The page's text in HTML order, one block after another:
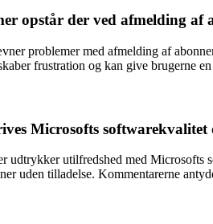
opstår der ved afmelding af
problemer med afmelding af
frustration og kan give brugerne
Microsofts
udtrykker utilfredshed med Microsofts
uden tilladelse. Kommentarerne